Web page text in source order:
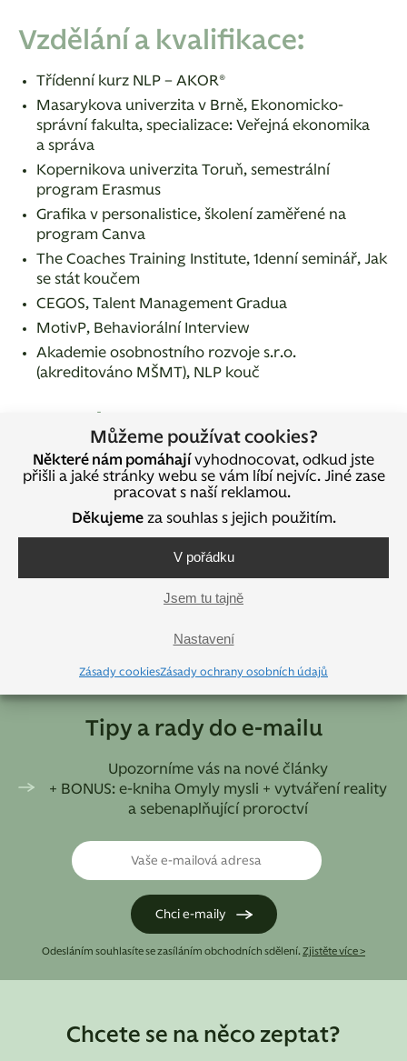
Můžeme používat cookies?
Některé nám pomáhají vyhodnocovat, odkud jste
přišli a jaké stránky webu se vám líbí nejvíc. Jiné zase
pracovat s naší reklamou.
Děkujemeza souhlas s jejich použitím.
V pořádku
Jsem tu tajně
Nastavení
Zásady cookiesZásady ochrany osobních údajů
Vzdělání a kvalifikace:
Třídenní kurz NLP – AKOR®
Masarykova univerzita v Brně, Ekonomicko-
správní fakulta, specializace: Veřejná ekonomika
a správa
Kopernikova univerzita Toruň, semestrální
program Erasmus
Grafika v personalistice, školení zaměřené na
program Canva
The Coaches Training Institute, 1denní seminář, Jak
se stát koučem
CEGOS, Talent Management Gradua
MotivP, Behaviorální Interview
Akademie osobnostního rozvoje s.r.o.
(akreditováno MŠMT), NLP kouč
Kontakty:
miriam.tinkova@gmail.com
+420 778 816 668
Na volné noze
Sdílejte na sociálních sítích
Tipy a rady do e-mailu
Upozorníme vás na nové články
+ BONUS: e-kniha Omyly mysli + vytváření reality
a sebenaplňující proroctví
Odesláním souhlasíte se zasíláním obchodních sdělení. Zjistěte více >
Chcete se na něco zeptat?